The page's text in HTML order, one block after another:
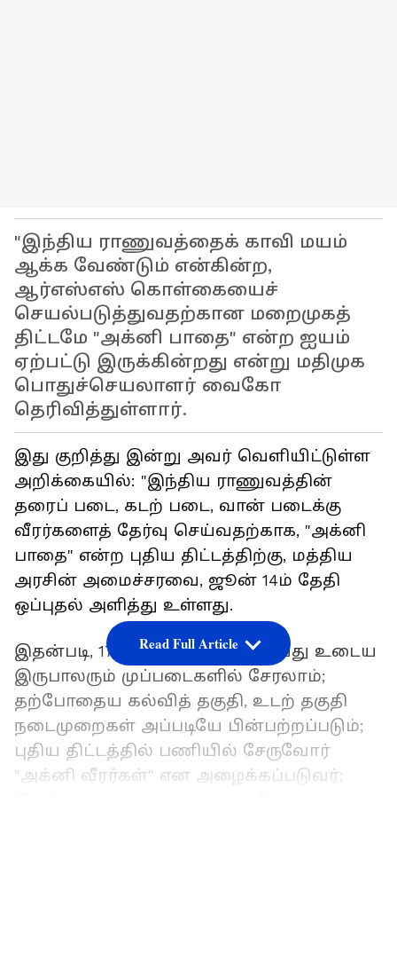
"இந்திய ராணுவத்தைக் காவி மயம்
ஆக்க வேண்டும் என்கின்ற,
ஆர்எஸ்எஸ் கொள்கையைச்
செயல்படுத்துவதற்கான மறைமுகத்
திட்டமே "அக்னி பாதை" என்ற ஐயம்
ஏற்பட்டு இருக்கின்றது என்று மதிமுக
பொதுச்செயலாளர் வைகோ
தெரிவித்துள்ளார்.
இது குறித்து இன்று அவர் வெளியிட்டுள்ள
அறிக்கையில்: "இந்திய ராணுவத்தின்
தரைப் படை, கடற் படை, வான் படைக்கு
வீரர்களைத் தேர்வு செய்வதற்காக, "அக்னி
பாதை" என்ற புதிய திட்டத்திற்கு, மத்திய
அரசின் அமைச்சரவை, ஜூன் 14ம் தேதி
ஒப்புதல் அளித்து உள்ளது.
இதன்படி, 17.5 வயது முதல் 21 வயது உடைய
இருபாலரும் முப்படைகளில் சேரலாம்;
தற்போதைய கல்வித் தகுதி, உடற் தகுதி
நடைமுறைகள் அப்படியே பின்பற்றப்படும்;
புதிய திட்டத்தில் பணியில் சேருவோர்
"அக்னி வீரர்கள்" என அழைக்கப்படுவர்;
Read Full Article